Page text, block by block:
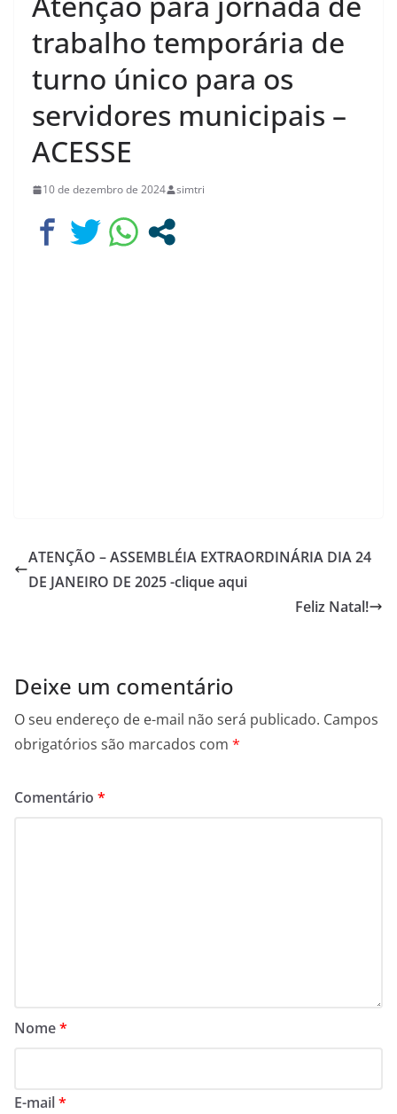
trabalho temporária de
turno único para os
servidores municipais –
ACESSE
10 de dezembro de 2024 simtri
ATENÇÃO – ASSEMBLÉIA EXTRAORDINÁRIA DIA 24
DE JANEIRO DE 2025 -clique aqui
Feliz Natal!
Deixe um comentário
O seu endereço de e-mail não será publicado. Campos
obrigatórios são marcados com *
Comentário *
Nome*
E-mail*